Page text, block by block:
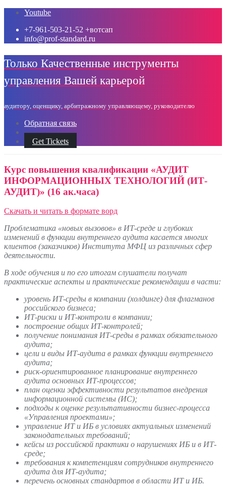
Промотать
содержимому
Youtube
+7-961-503-21-52 +вотсап
info@prof-standard.ru
Только Качественные инструменты
управления Вашей карьерой
аудитору, оценщику, арбитражному управляющему, руководителю
Обратная связь
Get Tickets
Курс повышения квалификации «АУДИТ
ИНФОРМАЦИОННЫХ ТЕХНОЛОГИЙ (ИТ-
АУДИТ)» (16 ак.часа)
Скачать и читать в формате ворд
Проблематика «новых вызовов» в ИТ-среде и глубоких
изменений в функции внутреннего аудита касается многих
клиентов (заказчиков) Института МФЦ из различных сфер
деятельности.
В ходе обучения и по его итогам слушатели получат
практические аспекты и практические рекомендации в части:
уровень ИТ-среды в компании (холдинге) для флагманов
российского бизнеса;
ИТ-риски и ИТ-контроли в компании;
построение общих ИТ-контролей;
получение понимания ИТ-среды в рамках обязательного
аудита;
цели и виды ИТ-аудита в рамках функции внутреннего
аудита;
риск-ориентированное планирование внутреннего
аудита основных ИТ-процессов;
план оценки эффективности результатов внедрения
информационной системы (ИС);
подходы к оценке результативности бизнес-процесса
«Управления проектами»;
управление ИТ и ИБ в условиях актуальных изменений
законодательных требований;
кейсы из российской практики о нарушениях ИБ и в ИТ-
среде;
требования к компетенциям сотрудников внутреннего
аудита для ИТ-аудита;
перечень основных стандартов в области ИТ и ИБ.